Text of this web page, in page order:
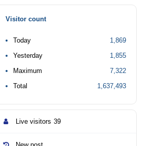
Visitor count
Today
1,869
Yesterday
1,855
Maximum
7,322
Total
1,637,493
Live visitors 39